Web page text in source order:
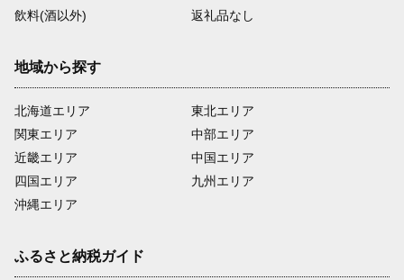
飲料(酒以外)
返礼品なし
地域から探す
北海道エリア
関東エリア
近畿エリア
四国エリア
沖縄エリア
東北エリア
中部エリア
中国エリア
九州エリア
ふるさと納税ガイド